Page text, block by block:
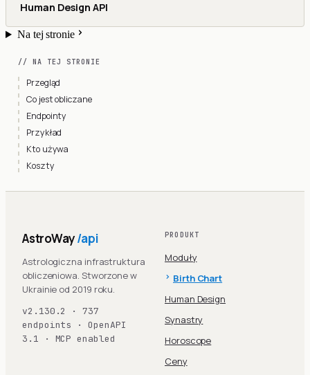
Human Design API
Na tej stronie
// NA TEJ STRONIE
Przegląd
Co jest obliczane
Endpointy
Przykład
Kto używa
Koszty
AstroWay/api
Astrologiczna infrastruktura
obliczeniowa. Stworzone w
Ukrainie od 2019 roku.
v2.130.2 · 737
endpoints · OpenAPI
3.1 · MCP enabled
PRODUKT
Moduły
Birth Chart
Human Design
Synastry
Horoscope
Ceny